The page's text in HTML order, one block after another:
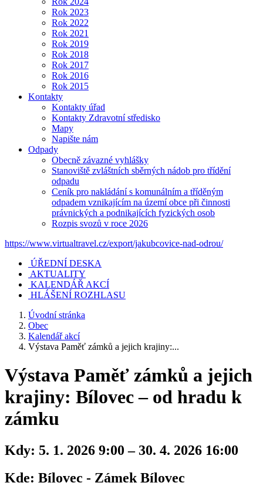
Rok 2023
Rok 2022
Rok 2021
Rok 2019
Rok 2018
Rok 2017
Rok 2016
Rok 2015
Kontakty
Kontakty úřad
Kontakty Zdravotní středisko
Mapy
Napište nám
Odpady
Obecně závazné vyhlášky
Stanoviště zvláštních sběrných nádob pro třídění
odpadu
Ceník pro nakládání s komunálním a tříděným
odpadem vznikajícím na území obce při činnosti
právnických a podnikajících fyzických osob
Rozpis svozů v roce 2026
https://www.virtualtravel.cz/export/jakubcovice-nad-odrou/
ÚŘEDNÍ DESKA
AKTUALITY
KALENDÁŘ AKCÍ
HLÁŠENÍ ROZHLASU
Úvodní stránka
Obec
Kalendář akcí
Výstava Paměť zámků a jejich krajiny:...
Výstava Paměť zámků a jejich
krajiny: Bílovec – od hradu k
zámku
Kdy: 5. 1. 2026 9:00 – 30. 4. 2026 16:00
Kde: Bílovec - Zámek Bílovec